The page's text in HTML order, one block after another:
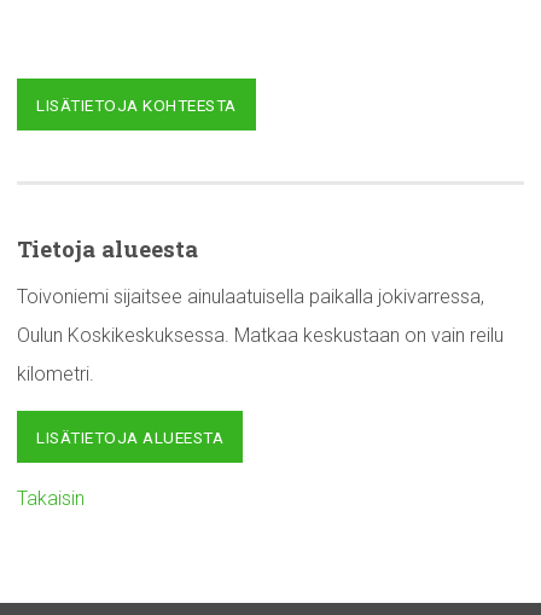
LISÄTIETOJA KOHTEESTA
Tietoja alueesta
Toivoniemi sijaitsee ainulaatuisella paikalla jokivarressa,
Oulun Koskikeskuksessa. Matkaa keskustaan on vain reilu
kilometri.
LISÄTIETOJA ALUEESTA
Takaisin